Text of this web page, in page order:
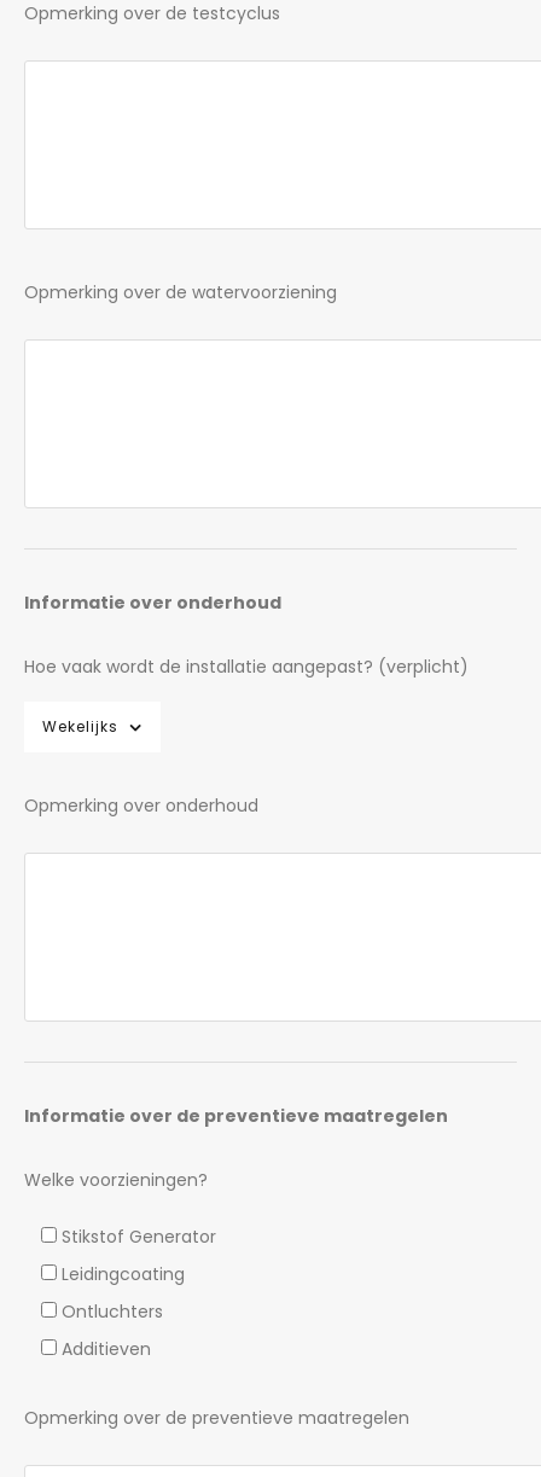
Opmerking over de testcyclus
Opmerking over de watervoorziening
Informatie over onderhoud
Hoe vaak wordt de installatie aangepast? (verplicht)
Wekelijks
Opmerking over onderhoud
Informatie over de preventieve maatregelen
Welke voorzieningen?
Stikstof Generator
Leidingcoating
Ontluchters
Additieven
Opmerking over de preventieve maatregelen